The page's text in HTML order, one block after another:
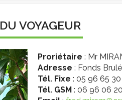
VOYAGEUR
Proriétaire : Mr
Adresse : Fonds Brulé
Tél. Fixe : 05 96 65 30
Tél. GSM : 06 96 06